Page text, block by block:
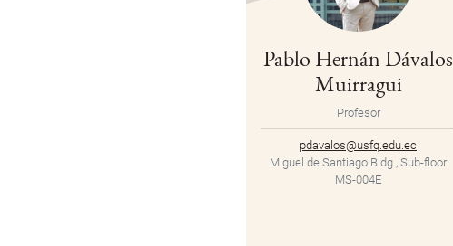
Pablo Hernán Dávalos
Muirragui
Profesor
pdavalos@usfq.edu.ec
Miguel de Santiago Bldg., Sub-floor
MS-004E